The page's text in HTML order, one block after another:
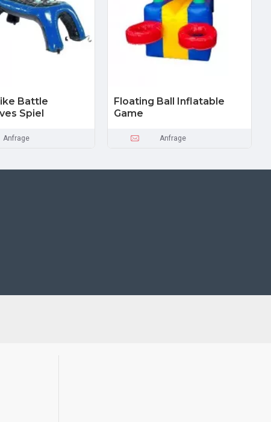
Battle
Spiel
Anfrage
Floating Ball Inflatable
Game
Anfrage